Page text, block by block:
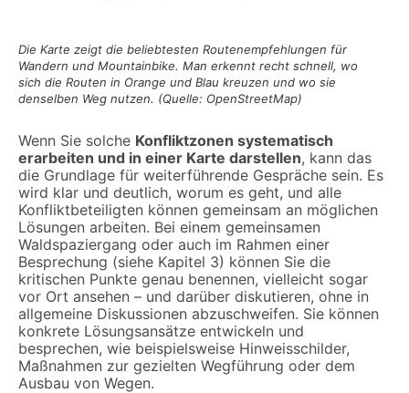
Die Karte zeigt die beliebtesten Routenempfehlungen für
Wandern und Mountainbike. Man erkennt recht schnell, wo
sich die Routen in Orange und Blau kreuzen und wo sie
denselben Weg nutzen. (Quelle: OpenStreetMap)
Wenn Sie solche Konfliktzonen systematisch
erarbeiten und in einer Karte darstellen, kann das
die Grundlage für weiterführende Gespräche sein. Es
wird klar und deutlich, worum es geht, und alle
Konfliktbeteiligten können gemeinsam an möglichen
Lösungen arbeiten. Bei einem gemeinsamen
Waldspaziergang oder auch im Rahmen einer
Besprechung (siehe Kapitel 3) können Sie die
kritischen Punkte genau benennen, vielleicht sogar
vor Ort ansehen – und darüber diskutieren, ohne in
allgemeine Diskussionen abzuschweifen. Sie können
konkrete Lösungsansätze entwickeln und
besprechen, wie beispielsweise Hinweisschilder,
Maßnahmen zur gezielten Wegführung oder dem
Ausbau von Wegen.